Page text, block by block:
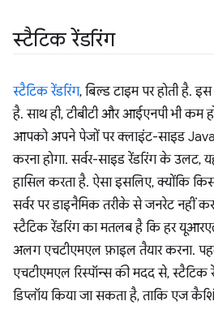
स्टैटिक रेंडरिंग
स्टैटिक रेंडरिंग, बिल्ड टाइम पर होती है.
है. साथ ही, टीबीटी और आईएनपी भी कम
आपको अपने पेजों पर क्लाइंट-साइड
करना होगा. सर्वर-साइड रेंडरिंग के उलट,
हासिल करता है. ऐसा इसलिए, क्योंकि
सर्वर पर डाइनैमिक तरीके से जनरेट नहीं
स्टैटिक रेंडरिंग का मतलब है कि हर
अलग एचटीएमएल फ़ाइल तैयार करना.
एचटीएमएल रिस्पॉन्स की मदद से, स्टैटिक
डिप्लॉय किया जा सकता है, ताकि एज